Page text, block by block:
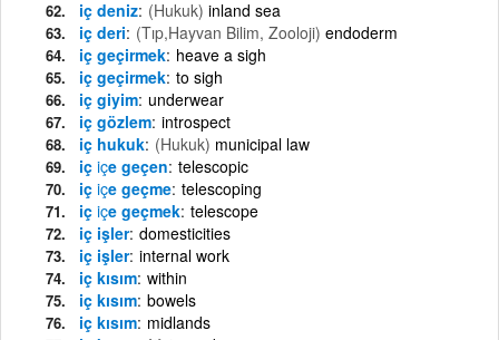
iç deniz (Hukuk) inland sea
iç deri (Tıp,Hayvan Bilim, Zooloji) endoderm
iç geçirmek heave a sigh
iç geçirmek to sigh
iç giyim underwear
iç gözlem introspect
iç hukuk (Hukuk) municipal law
iç içe geçen telescopic
iç içe geçme telescoping
iç içe geçmek telescope
iç işler domesticities
iç işler internal work
iç kısım within
iç kısım bowels
iç kısım midlands